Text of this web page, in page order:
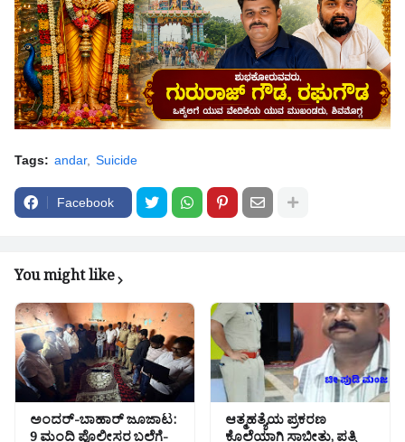
Tags: andar Suicide
Facebook
You might like
ಅಂದರ್-ಬಾಹಾರ್ ಜೂಜಾಟ: ಆತ್ಮಹತ್ಯೆಯ ಪ್ರಕರಣ